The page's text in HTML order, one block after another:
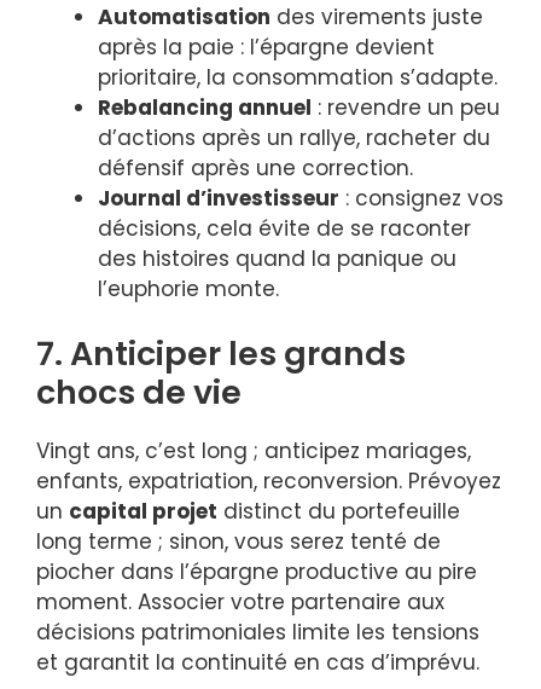
Automatisation des virements juste
après la paie : l’épargne devient
prioritaire, la consommation s’adapte.
Rebalancing annuel : revendre un peu
d’actions après un rallye, racheter du
défensif après une correction.
Journal d’investisseur : consignez vos
décisions, cela évite de se raconter
des histoires quand la panique ou
l’euphorie monte.
7. Anticiper les grands
chocs de vie
Vingt ans, c’est long ; anticipez mariages,
enfants, expatriation, reconversion. Prévoyez
un capital projet distinct du portefeuille
long terme ; sinon, vous serez tenté de
piocher dans l’épargne productive au pire
moment. Associer votre partenaire aux
décisions patrimoniales limite les tensions
et garantit la continuité en cas d’imprévu.